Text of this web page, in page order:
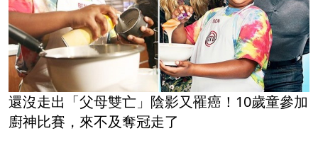
還沒走出「父母雙亡」陰影又罹癌！10歲童參加
廚神比賽，來不及奪冠走了